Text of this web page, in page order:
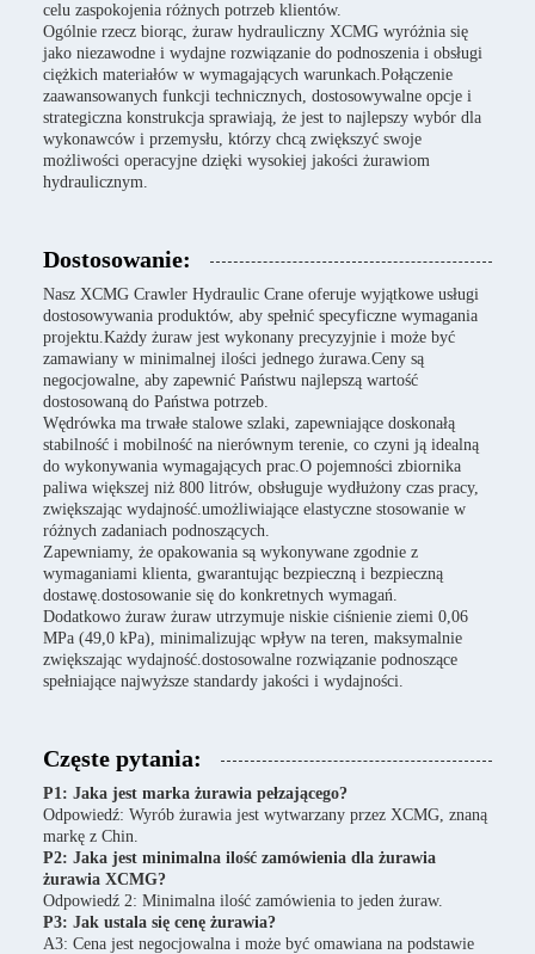
celu zaspokojenia różnych potrzeb klientów.
Ogólnie rzecz biorąc, żuraw hydrauliczny XCMG wyróżnia się
jako niezawodne i wydajne rozwiązanie do podnoszenia i obsługi
ciężkich materiałów w wymagających warunkach.Połączenie
zaawansowanych funkcji technicznych, dostosowywalne opcje i
strategiczna konstrukcja sprawiają, że jest to najlepszy wybór dla
wykonawców i przemysłu, którzy chcą zwiększyć swoje
możliwości operacyjne dzięki wysokiej jakości żurawiom
hydraulicznym.
Dostosowanie:
Nasz XCMG Crawler Hydraulic Crane oferuje wyjątkowe usługi
dostosowywania produktów, aby spełnić specyficzne wymagania
projektu.Każdy żuraw jest wykonany precyzyjnie i może być
zamawiany w minimalnej ilości jednego żurawa.Ceny są
negocjowalne, aby zapewnić Państwu najlepszą wartość
dostosowaną do Państwa potrzeb.
Wędrówka ma trwałe stalowe szlaki, zapewniające doskonałą
stabilność i mobilność na nierównym terenie, co czyni ją idealną
do wykonywania wymagających prac.O pojemności zbiornika
paliwa większej niż 800 litrów, obsługuje wydłużony czas pracy,
zwiększając wydajność.umożliwiające elastyczne stosowanie w
różnych zadaniach podnoszących.
Zapewniamy, że opakowania są wykonywane zgodnie z
wymaganiami klienta, gwarantując bezpieczną i bezpieczną
dostawę.dostosowanie się do konkretnych wymagań.
Dodatkowo żuraw żuraw utrzymuje niskie ciśnienie ziemi 0,06
MPa (49,0 kPa), minimalizując wpływ na teren, maksymalnie
zwiększając wydajność.dostosowalne rozwiązanie podnoszące
spełniające najwyższe standardy jakości i wydajności.
Częste pytania:
P1: Jaka jest marka żurawia pełzającego?
Odpowiedź: Wyrób żurawia jest wytwarzany przez XCMG, znaną
markę z Chin.
P2: Jaka jest minimalna ilość zamówienia dla żurawia
żurawia XCMG?
Odpowiedź 2: Minimalna ilość zamówienia to jeden żuraw.
P3: Jak ustala się cenę żurawia?
A3: Cena jest negocjowalna i może być omawiana na podstawie